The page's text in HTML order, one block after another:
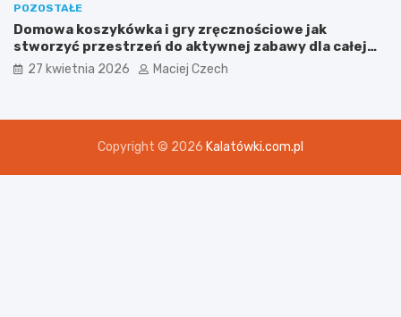
POZOSTAŁE
Domowa koszykówka i gry zręcznościowe jak
stworzyć przestrzeń do aktywnej zabawy dla całej
rodziny
27 kwietnia 2026 Maciej Czech
Copyright © 2026 Kalatówki.com.pl